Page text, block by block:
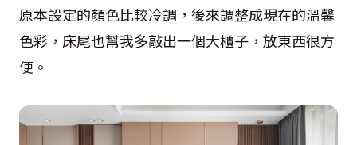
原本設定的顏色比較冷調，後來調整成現在的溫馨
色彩，床尾也幫我多敲出一個大櫃子，放東西很方
便。